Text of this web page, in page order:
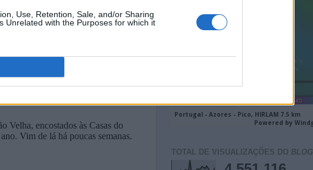
Use, Retention, Sale, and/or Sharing
Unrelated with the Purposes for which it
TOTAL DE VISUALIZAÇÕES DO BLOG